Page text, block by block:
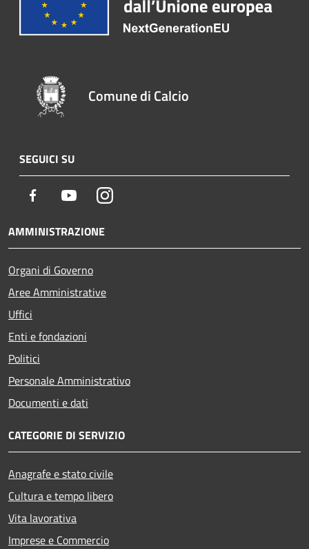
Comune di Calcio
SEGUICI SU
Facebook YoutubeInstagram
AMMINISTRAZIONE
Organi di Governo
Aree Amministrative
Uffici
Enti e fondazioni
Politici
Personale Amministrativo
Documenti e dati
CATEGORIE DI SERVIZIO
Anagrafe e stato civile
Cultura e tempo libero
Vita lavorativa
Imprese e Commercio